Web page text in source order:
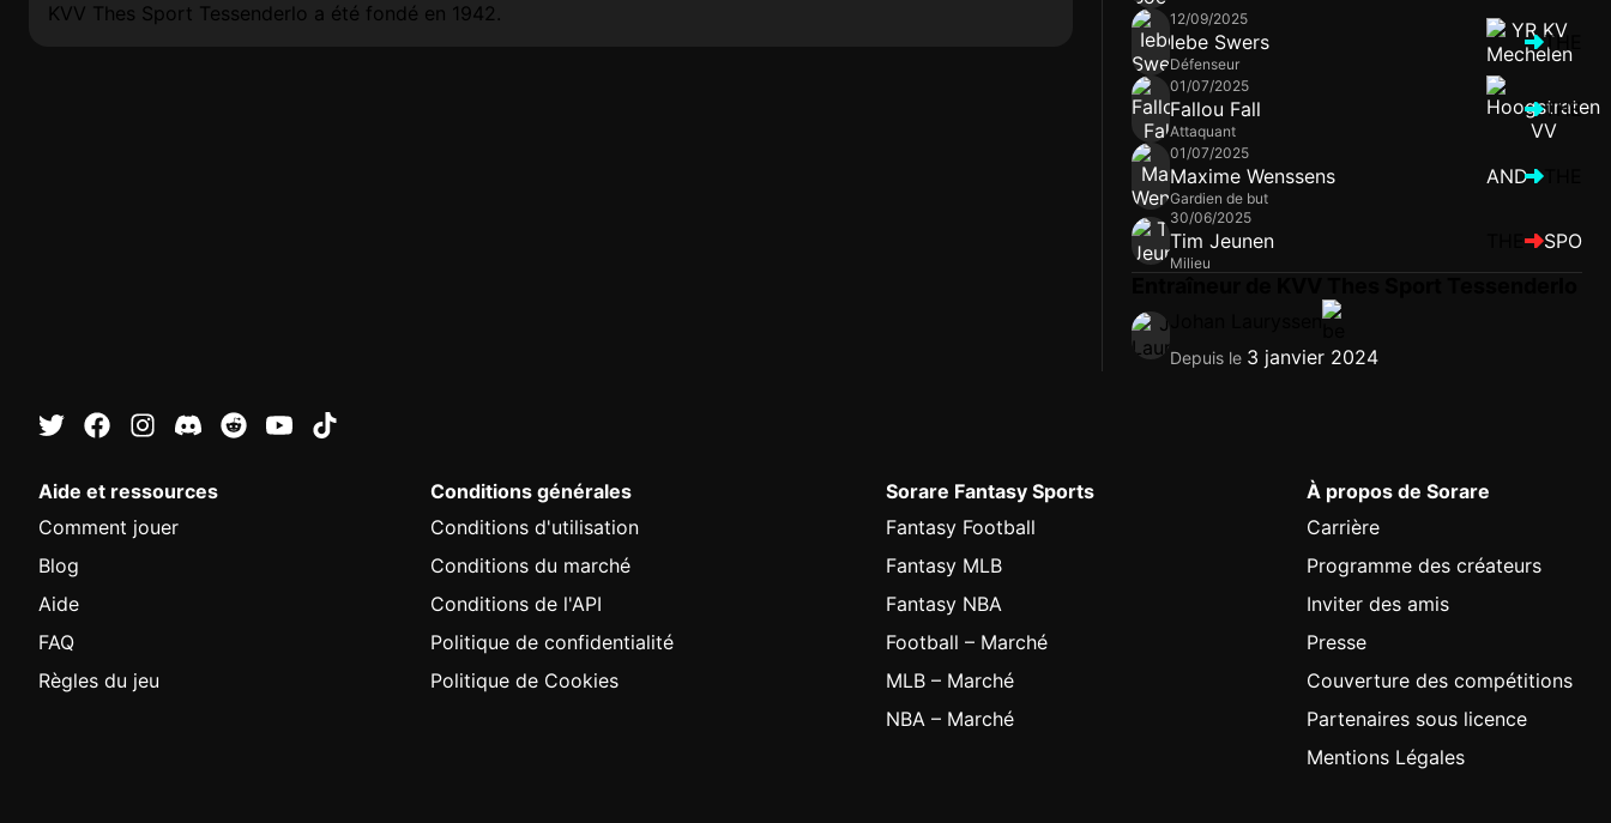
KVV Thes Sport Tessenderlo a été fondé en 1942. 12/09/2025
Iebe Swers
Défenseur
THE
01/07/2025
Fallou Fall
Attaquant
THE
01/07/2025
Maxime Wenssens
Gardien de but
AND
30/06/2025
Tim Jeunen
Milieu
SPO
Depuis le 3 janvier 2024
Aide et ressources
Comment jouer
Blog
Aide
FAQ
Règles du jeu
Conditions générales
Conditions d'utilisation
Conditions du marché
Conditions de l'API
Politique de confidentialité
Politique de Cookies
Sorare Fantasy Sports
Fantasy Football
Fantasy MLB
Fantasy NBA
Football – Marché
MLB – Marché
NBA – Marché
À propos de Sorare
Carrière
Programme des créateurs
Inviter des amis
Presse
Couverture des compétitions
Partenaires sous licence
Mentions Légales